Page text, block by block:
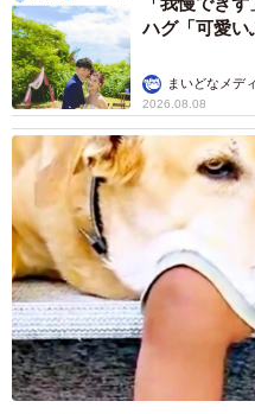
ハグ「可愛い
まいどなメデ
2026.08.08